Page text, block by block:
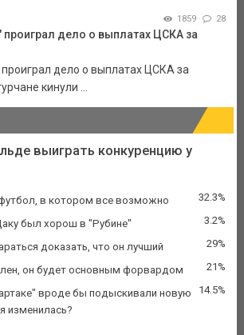
1859 28
проиграл дело о выплатах ЦСКА за
дело о выплатах ЦСКА за
кинули ...
выиграть конкуренцию у
в котором все возможно 32.3%
был хорош в "Рубине" 3.2%
доказать, что он лучший 29%
он будет основным форвардом 21%
вроде бы подыскивали новую
изменилась?
14.5%